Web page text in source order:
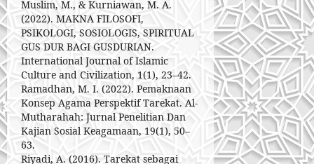
Muslim, M., & Kurniawan, M. A.
(2022). MAKNA FILOSOFI,
PSIKOLOGI, SOSIOLOGIS, SPIRITUAL
GUS DUR BAGI GUSDURIAN.
International Journal of Islamic
Culture and Civilization, 1(1), 23–42.
Ramadhan, M. I. (2022). Pemaknaan
Konsep Agama Perspektif Tarekat. Al-
Mutharahah: Jurnal Penelitian Dan
Kajian Sosial Keagamaan, 19(1), 50–
63.
Riyadi, A. (2016). Tarekat sebagai